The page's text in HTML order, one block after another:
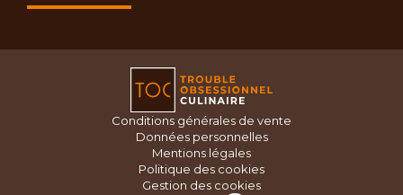
Conditions générales de vente
Données personnelles
Mentions légales
Politique des cookies
Gestion des cookies